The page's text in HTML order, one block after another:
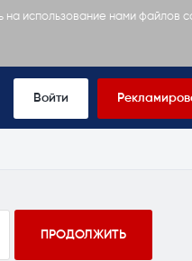
на использование нами файлов
Войти